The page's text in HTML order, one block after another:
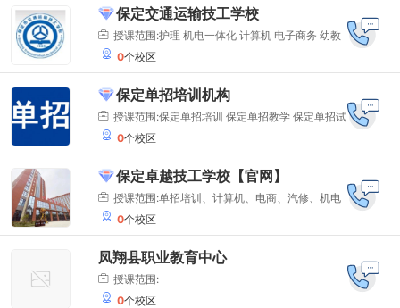
商务保定交通运输技工学校
授课范围:护理 机电一体化 计算机 电子商务 幼教
平面设计 交通运输
0个校区
保定单招培训机构
授课范围:保定单招培训 保定单招教学 保定单招试
题 保定单招学习视频 保定高职单招培训班
0个校区
保定卓越技工学校【官网】
授课范围:单招培训、计算机、电商、汽修、机电
一体化、护理
0个校区
凤翔县职业教育中心
授课范围:
0个校区